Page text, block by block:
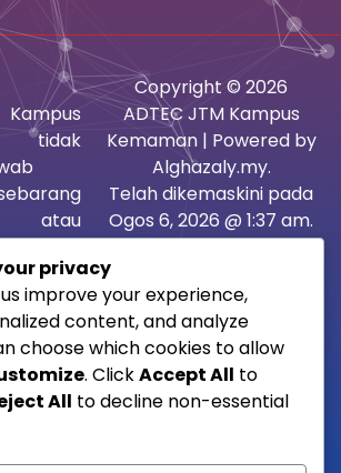
tidak
atau
dialami
idea-
rujukan
sama
tidak
Copyright © 2026
ADTEC JTM Kampus
Kemaman | Powered by
Alghazaly.my.
Telah dikemaskini pada
Ogos 6, 2026 @ 1:37 am.
Paparan terbaik
chrome dan mozilla
firefox beresolusi 1512 x
982 pixel.
privacy
improve your experience,
content, and analyze
choose which cookies to allow
. ClickAccept All to
All to decline non-essential